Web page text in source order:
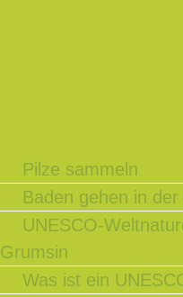
Pilze sammeln
Baden gehen in der
UNESCO-
Grumsin
Was ist ein